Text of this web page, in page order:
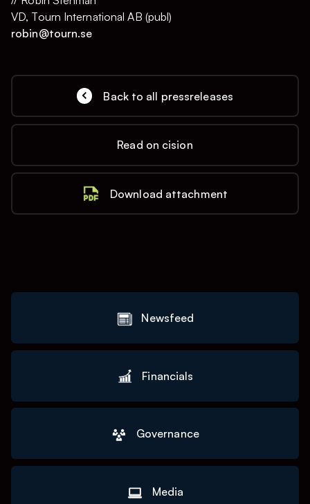
VD, Tourn International AB (publ)
robin@tourn.se
Back to all pressreleases
Read on cision
Download attachment
Newsfeed
Financials
Governance
Media